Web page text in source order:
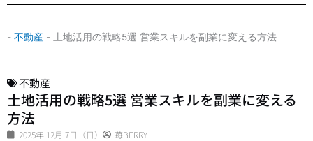
- 不動産 - 土地活用の戦略5選 営業スキルを副業に変える方法
不動産
土地活用の戦略5選 営業スキルを副業に変える
方法
2025年 12月 7日（日） 苺BERRY